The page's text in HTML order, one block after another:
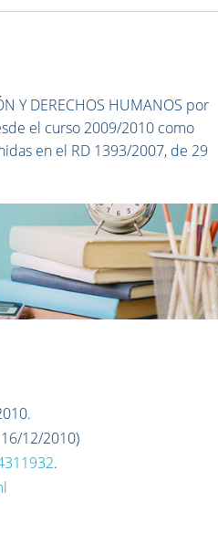
Y DERECHOS HUMANOS por
el curso 2009/2010 como
en el RD 1393/2007, de 29
12/2010)
.